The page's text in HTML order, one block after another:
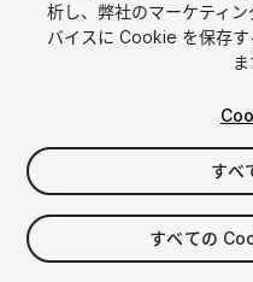
$20
消費税は決済時に計算されます
析し、弊社のマーケティ
バイスに Cookie を保存
ま
すべ
すべての